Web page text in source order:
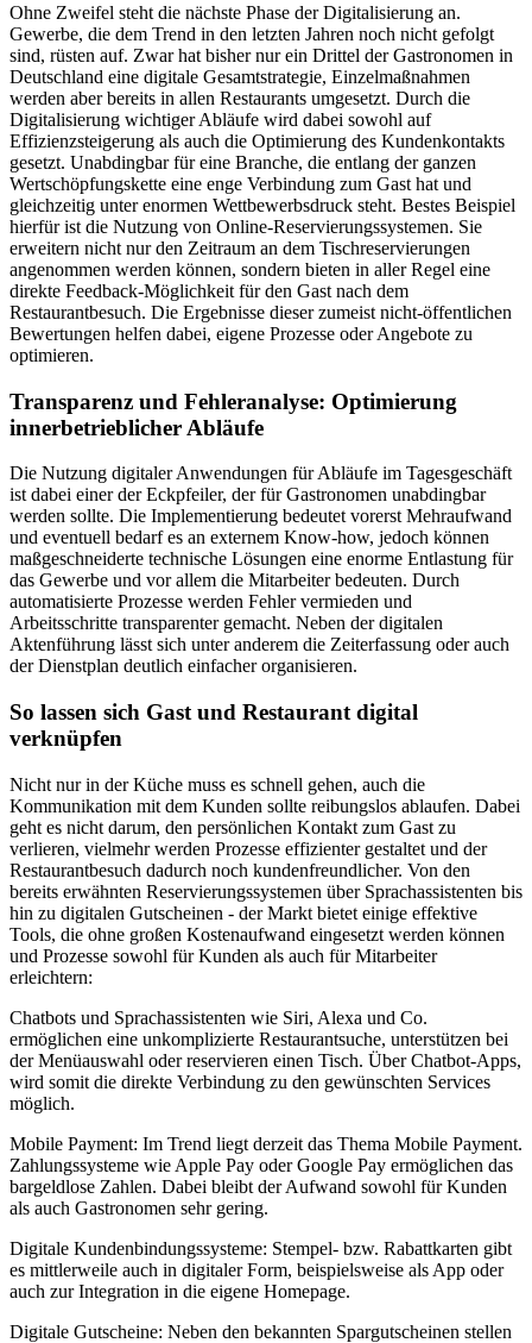
Ohne Zweifel steht die nächste Phase der Digitalisierung an.
Gewerbe, die dem Trend in den letzten Jahren noch nicht gefolgt
sind, rüsten auf. Zwar hat bisher nur ein Drittel der Gastronomen in
Deutschland eine digitale Gesamtstrategie, Einzelmaßnahmen
werden aber bereits in allen Restaurants umgesetzt. Durch die
Digitalisierung wichtiger Abläufe wird dabei sowohl auf
Effizienzsteigerung als auch die Optimierung des Kundenkontakts
gesetzt. Unabdingbar für eine Branche, die entlang der ganzen
Wertschöpfungskette eine enge Verbindung zum Gast hat und
gleichzeitig unter enormen Wettbewerbsdruck steht. Bestes Beispiel
hierfür ist die Nutzung von Online-Reservierungssystemen. Sie
erweitern nicht nur den Zeitraum an dem Tischreservierungen
angenommen werden können, sondern bieten in aller Regel eine
direkte Feedback-Möglichkeit für den Gast nach dem
Restaurantbesuch. Die Ergebnisse dieser zumeist nicht-öffentlichen
Bewertungen helfen dabei, eigene Prozesse oder Angebote zu
optimieren.
Transparenz und Fehleranalyse: Optimierung
innerbetrieblicher Abläufe
Die Nutzung digitaler Anwendungen für Abläufe im Tagesgeschäft
ist dabei einer der Eckpfeiler, der für Gastronomen unabdingbar
werden sollte. Die Implementierung bedeutet vorerst Mehraufwand
und eventuell bedarf es an externem Know-how, jedoch können
maßgeschneiderte technische Lösungen eine enorme Entlastung für
das Gewerbe und vor allem die Mitarbeiter bedeuten. Durch
automatisierte Prozesse werden Fehler vermieden und
Arbeitsschritte transparenter gemacht. Neben der digitalen
Aktenführung lässt sich unter anderem die Zeiterfassung oder auch
der Dienstplan deutlich einfacher organisieren.
So lassen sich Gast und Restaurant digital
verknüpfen
Nicht nur in der Küche muss es schnell gehen, auch die
Kommunikation mit dem Kunden sollte reibungslos ablaufen. Dabei
geht es nicht darum, den persönlichen Kontakt zum Gast zu
verlieren, vielmehr werden Prozesse effizienter gestaltet und der
Restaurantbesuch dadurch noch kundenfreundlicher. Von den
bereits erwähnten Reservierungssystemen über Sprachassistenten bis
hin zu digitalen Gutscheinen - der Markt bietet einige effektive
Tools, die ohne großen Kostenaufwand eingesetzt werden können
und Prozesse sowohl für Kunden als auch für Mitarbeiter
erleichtern:
Chatbots und Sprachassistenten wie Siri, Alexa und Co.
ermöglichen eine unkomplizierte Restaurantsuche, unterstützen bei
der Menüauswahl oder reservieren einen Tisch. Über Chatbot-Apps,
wird somit die direkte Verbindung zu den gewünschten Services
möglich.
Mobile Payment: Im Trend liegt derzeit das Thema Mobile Payment.
Zahlungssysteme wie Apple Pay oder Google Pay ermöglichen das
bargeldlose Zahlen. Dabei bleibt der Aufwand sowohl für Kunden
als auch Gastronomen sehr gering.
Digitale Kundenbindungssysteme: Stempel- bzw. Rabattkarten gibt
es mittlerweile auch in digitaler Form, beispielsweise als App oder
auch zur Integration in die eigene Homepage.
Digitale Gutscheine: Neben den bekannten Spargutscheinen stellen